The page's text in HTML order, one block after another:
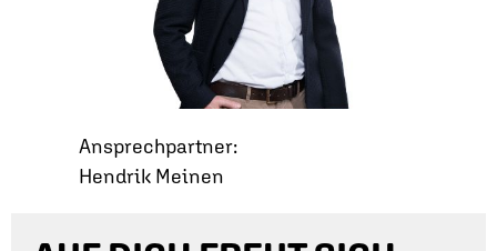
Ansprechpartner:
Hendrik Meinen